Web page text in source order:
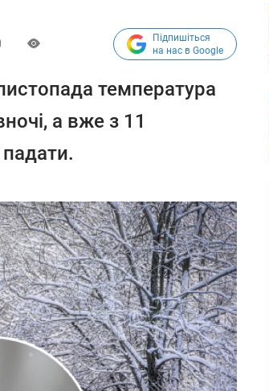
Підпишіться
на нас в Google
температура
а вже з 11